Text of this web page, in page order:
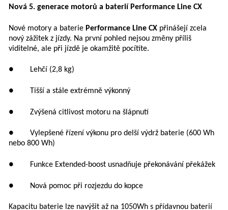
Nová 5. generace motorů a baterií Performance Line CX
Nové motory a baterie Performance Line CXpřinášejí zcela
nový zážitek z jízdy. Na první pohled nejsou změny příliš
viditelné, ale při jízdě je okamžitě pocítíte.
● Lehčí (2,8 kg)
● Tišší a stále extrémně výkonný
● Zvýšená citlivost motoru na šlápnutí
● Vylepšené řízení výkonu pro delší výdrž baterie (600 Wh
nebo 800 Wh)
● Funkce Extended-boost usnadňuje překonávání překážek
● Nová pomoc při rozjezdu do kopce
Kapacitu baterie lze navýšit až na 1050Wh s přídavnou baterií